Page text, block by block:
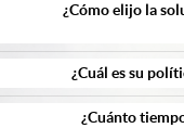
¿Cómo elijo la
¿Cuál es su
¿Cuánto